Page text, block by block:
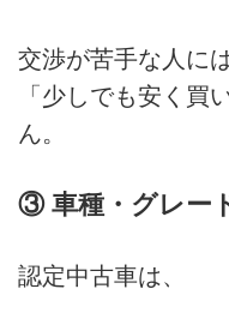
交渉が苦手な人に
「少しでも安く買
ん。
③ 車種・グレー
認定中古車は、